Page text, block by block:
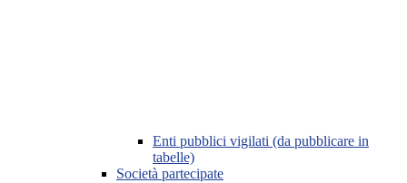
Enti pubblici vigilati (da pubblicare in
tabelle)
Società partecipate